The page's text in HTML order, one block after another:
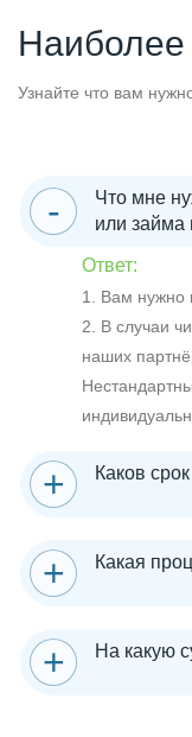
Наиболее
Узнайте что вам
Что мне
или займа
Ответ:
1. Вам нужно
2. В случаи
наших
Каков
Какая
На какую